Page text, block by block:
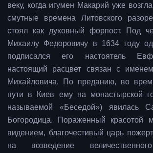
веку, когда игумен Макарий уже
смутные времена Литовского
стоял как духовный форпост. Под
Михаилу Федоровичу в 1634 году
подписался его настоятель
настоящий расцвет связан с
Михайловича. По преданию, во
пути в Киев ему на монастырской
называемой «Беседой») явилась
Богородица. Пораженный красотой
видением, благочестивый царь
на возведение